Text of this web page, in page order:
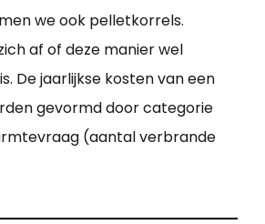
we ook pelletkorrels.
af of deze manier wel
De jaarlijkse kosten van een
gevormd door categorie
(aantal verbrande